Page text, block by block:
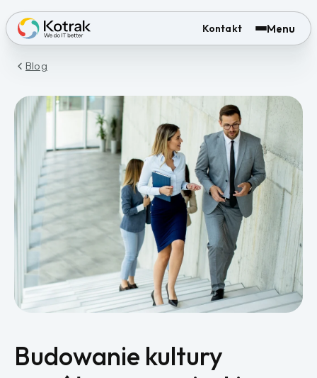
Kontakt Menu
Blog
Budowanie kultury